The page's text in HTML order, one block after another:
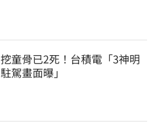
挖童骨已2死！台積電「3神明
駐駕畫面曝」